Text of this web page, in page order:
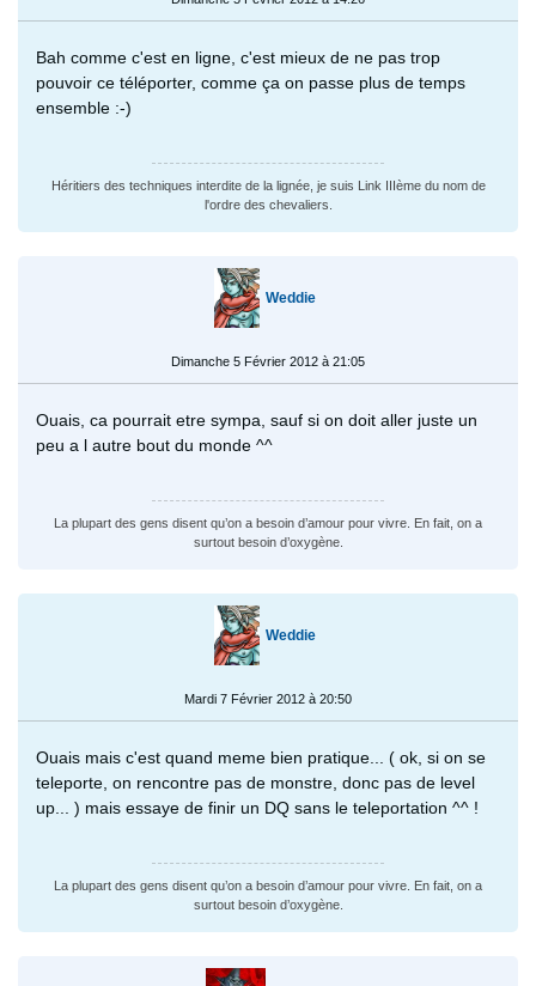
Bah comme c'est en ligne, c'est mieux de ne pas trop
pouvoir ce téléporter, comme ça on passe plus de temps
ensemble :-)
Héritiers des techniques interdite de la lignée, je suis Link IIIème du nom de
l'ordre des chevaliers.
Weddie
Dimanche 5 Février 2012 à 21:05
Ouais, ca pourrait etre sympa, sauf si on doit aller juste un
peu a l autre bout du monde ^^
La plupart des gens disent qu’on a besoin d’amour pour vivre. En fait, on a
surtout besoin d’oxygène.
Weddie
Mardi 7 Février 2012 à 20:50
Ouais mais c'est quand meme bien pratique... ( ok, si on se
teleporte, on rencontre pas de monstre, donc pas de level
up... ) mais essaye de finir un DQ sans le teleportation ^^ !
La plupart des gens disent qu’on a besoin d’amour pour vivre. En fait, on a
surtout besoin d’oxygène.